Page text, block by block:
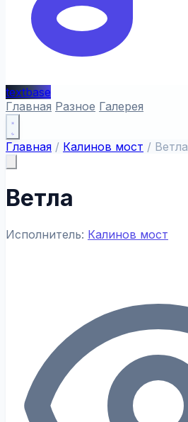
textbase
Главная Разное Галерея
Главная / Калинов мост / Ветла
Ветла
Исполнитель: Калинов мост